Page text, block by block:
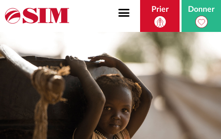
Prier Donner